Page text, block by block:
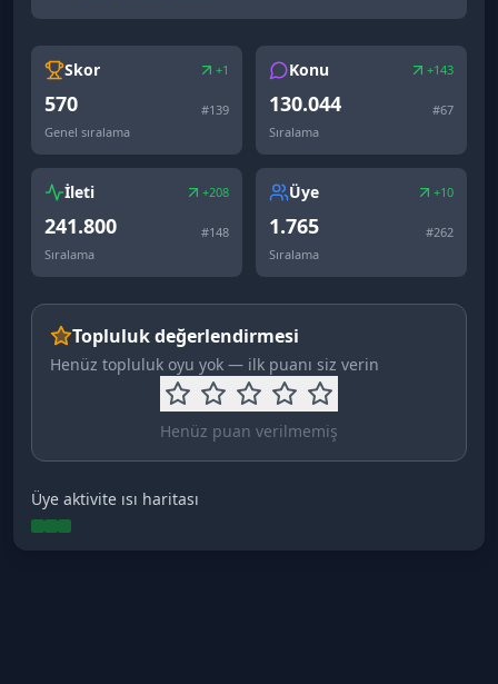
Skor +1
570 #139
Genel sıralama
Konu +143
130.044 #67
Sıralama
İleti +208
241.800 #148
Sıralama
Üye +10
1.765 #262
Sıralama
Topluluk değerlendirmesi
Henüz topluluk oyu yok — ilk puanı siz verin
Henüz puan verilmemiş
Üye aktivite ısı haritası